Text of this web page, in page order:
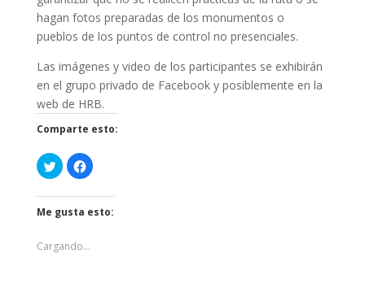
hagan fotos preparadas de los monumentos o
pueblos de los puntos de control no presenciales.
Las imágenes y video de los participantes se exhibirán
en el grupo privado de Facebook y posiblemente en la
web de HRB.
Comparte esto:
H
a
i
c
a
r
H
a
i
r
Me gusta esto:
Cargando...